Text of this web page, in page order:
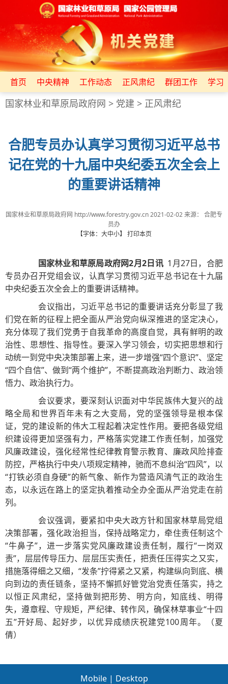
首页 中央精神 工作动态 正风肃纪 群团工作 学习
国家林业和草原局政府网 > 党建 > 正风肃纪
合肥专员办认真学习贯彻习近平总书
记在党的十九届中央纪委五次全会上
的重要讲话精神
国家林业和草原局政府网 http://www.forestry.gov.cn2021-02-02来源： 合肥专
员办
【字体： 大中小】 打印本页
国家林业和草原局政府网2月2日讯1月27日，合肥
专员办召开党组会议，认真学习贯彻习近平总书记在十九届
中央纪委五次全会上的重要讲话精神。
会议指出，习近平总书记的重要讲话充分彰显了我
们党在新的征程上把全面从严治党向纵深推进的坚定决心，
充分体现了我们党勇于自我革命的高度自觉，具有鲜明的政
治性、思想性、指导性。要深入学习领会，切实把思想和行
动统一到党中央决策部署上来，进一步增强“四个意识”、坚定
“四个自信”、做到“两个维护”，不断提高政治判断力、政治领
悟力、政治执行力。
会议要求，要深刻认识面对中华民族伟大复兴的战
略全局和世界百年未有之大变局，党的坚强领导是根本保
证，党的建设新的伟大工程起着决定性作用。要把各级党组
织建设得更加坚强有力，严格落实党建工作责任制，加强党
风廉政建设，强化经常性纪律教育警示教育、廉政风险排查
防控，严格执行中央八项规定精神，驰而不息纠治“四风”，以
“打铁必须自身硬”的新气象、新作为营造风清气正的政治生
态，以永远在路上的坚定执着推动全办全面从严治党走在前
列。
会议强调，要紧扣中央大政方针和国家林草局党组
决策部署，强化政治担当，保持战略定力，牵住责任制这个
“牛鼻子”，进一步落实党风廉政建设责任制，履行“一岗双
责”，层层传导压力、层层压实责任，把责任压得实之又实，
措施落得细之又细，“发条”拧得紧之又紧，构建纵向到底、横
向到边的责任链条，坚持不懈抓好管党治党责任落实，持之
以恒正风肃纪，坚持做到把形势、明方向，知底线、明得
失，遵章程、守规矩，严纪律、转作风，确保林草事业“十四
五”开好局、起好步，以优异成绩庆祝建党100周年。（夏
倩）
Mobile | Desktop